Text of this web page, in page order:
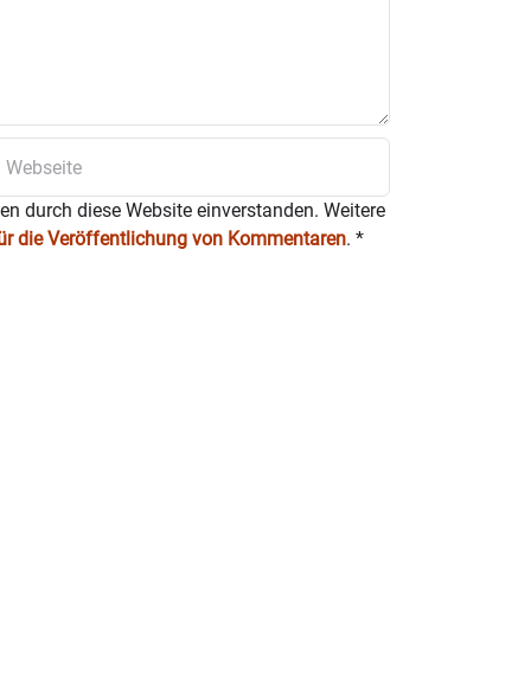
durch diese Website einverstanden. Weitere
die Veröffentlichung von Kommentaren. *